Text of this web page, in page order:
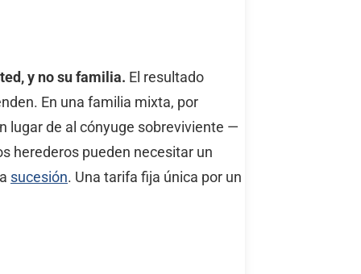
y no su familia. El resultado
En una familia mixta, por
lugar de al cónyuge sobreviviente —
herederos pueden necesitar un
sucesión. Una tarifa fija única por un